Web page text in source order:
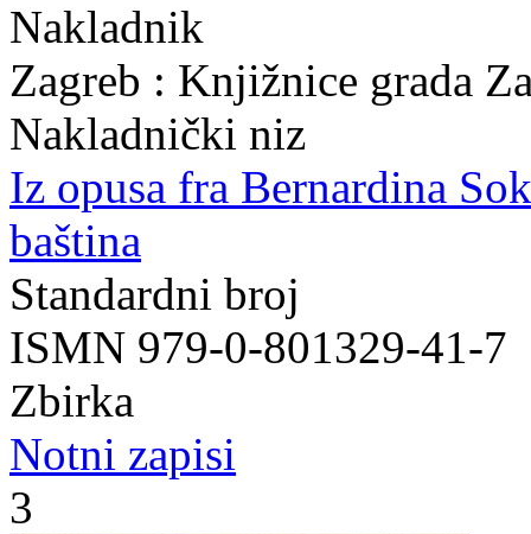
Nakladnik
Zagreb : Knjižnice grada
Nakladnički niz
Iz opusa fra Bernardina
baština
Standardni broj
ISMN 979-0-801329-41-7
Zbirka
Notni zapisi
3